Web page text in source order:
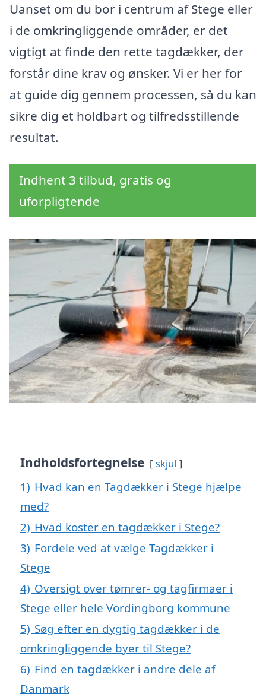
Uanset om du bor i centrum af Stege eller
i de omkringliggende områder, er det
vigtigt at finde den rette tagdækker, der
forstår dine krav og ønsker. Vi er her for
at guide dig gennem processen, så du kan
sikre dig et holdbart og tilfredsstillende
resultat.
Indhent 3 tilbud, gratis og
uforpligtende
Indholdsfortegnelse skjul
1) Hvad kan en Tagdækker i Stege hjælpe
med?
2) Hvad koster en tagdækker i Stege?
3) Fordele ved at vælge Tagdækker i
Stege
4) Oversigt over tømrer- og tagfirmaer i
Stege eller hele Vordingborg kommune
5) Søg efter en dygtig tagdækker i de
omkringliggende byer til Stege?
6) Find en tagdækker i andre dele af
Danmark